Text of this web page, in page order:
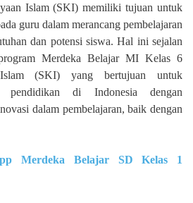
Islam (SKI) memiliki tujuan untuk
guru dalam merancang pembelajaran
dan potensi siswa. Hal ini sejalan
Merdeka Belajar MI Kelas 6
Islam (SKI) yang bertujuan untuk
pendidikan di Indonesia dengan
dalam pembelajaran, baik dengan
Merdeka Belajar SD Kelas 1